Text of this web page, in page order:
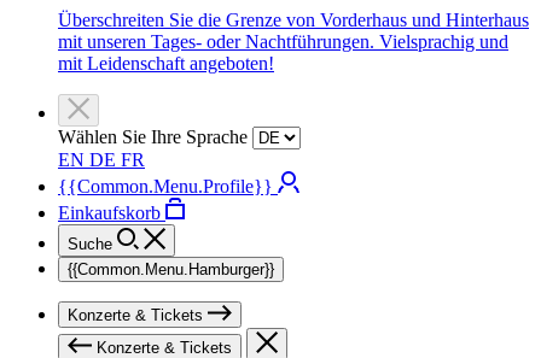
Überschreiten Sie die Grenze von Vorderhaus und Hinterhaus
mit unseren Tages- oder Nachtführungen. Vielsprachig und
mit Leidenschaft angeboten!
Wählen Sie Ihre Sprache
EN DE FR
{{Common.Menu.Profile}}
Einkaufskorb
Suche
{{Common.Menu.Hamburger}}
Konzerte & Tickets
Konzerte & Tickets